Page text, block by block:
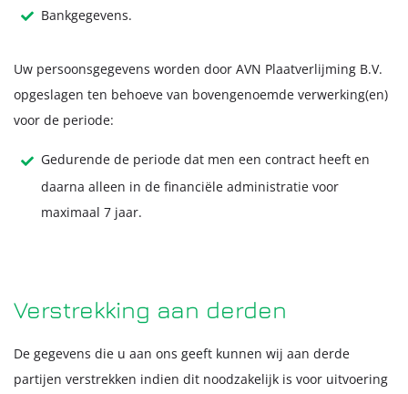
Bankgegevens.
Uw persoonsgegevens worden door AVN Plaatverlijming B.V.
opgeslagen ten behoeve van bovengenoemde verwerking(en)
voor de periode:
Gedurende de periode dat men een contract heeft en
daarna alleen in de financiële administratie voor
maximaal 7 jaar.
Verstrekking aan derden
De gegevens die u aan ons geeft kunnen wij aan derde
partijen verstrekken indien dit noodzakelijk is voor uitvoering